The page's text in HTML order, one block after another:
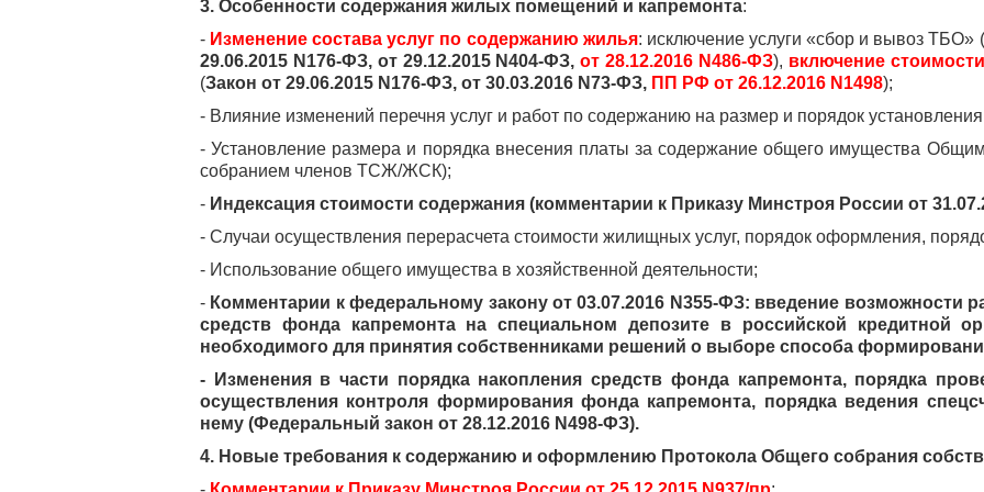
3. Особенности содержания жилых помещений и капремонта:
- Изменение состава услуг по содержанию жилья: исключение услуги «сбор и вывоз ТБО» (
29.06.2015 N176-ФЗ, от 29.12.2015 N404-ФЗ,от 28.12.2016 N486-ФЗ), включение
(Закон от 29.06.2015 N176-ФЗ, от 30.03.2016 N73-ФЗ, ПП РФ от 26.12.2016 N1498);
- Влияние изменений перечня услуг и работ по содержанию на размер и порядок
- Установление размера и порядка внесения платы за содержание общего имущества
собранием членов ТСЖ/ЖСК);
- Индексация стоимости содержания (комментарии к Приказу Минстроя России от
- Случаи осуществления перерасчета стоимости жилищных услуг, порядок оформления,
- Использование общего имущества в хозяйственной деятельности;
- Комментарии к федеральному закону от 03.07.2016 N355-ФЗ: введение возможности
средств фонда капремонта на специальном депозите в российской кредитной
необходимого для принятия собственниками решений о выборе способа
- Изменения в части порядка накопления средств фонда капремонта, порядка
осуществления контроля формирования фонда капремонта, порядка ведения
нему (Федеральный закон от 28.12.2016 N498-ФЗ).
4. Новые требования к содержанию и оформлению Протокола Общего собрания